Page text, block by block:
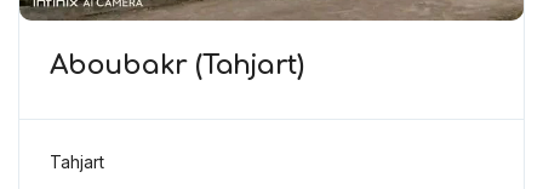
Aboubakr (Tahjart)
Tahjart